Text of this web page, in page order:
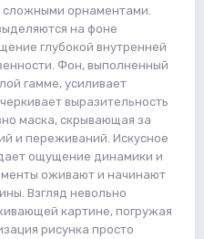
орнаментами.
на фоне
глубокой внутренней
Фон, выполненный
гамме, усиливает
выразительность
маска, скрывающая за
и переживаний. Искусное
ощущение динамики и
оживают и начинают
Взгляд невольно
картине, погружая
рисунка просто